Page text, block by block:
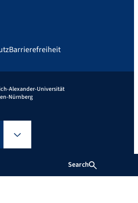
Search
Barrierefreiheit
Alexander-Universität
Nürnberg